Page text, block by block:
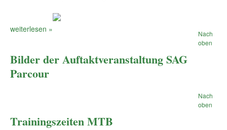
weiterlesen »
Nach
oben
Bilder der Auftaktveranstaltung SAG
Parcour
Nach
oben
Trainingszeiten MTB